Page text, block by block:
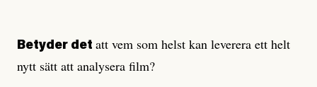
Betyder det att vem som helst kan leverera ett helt
nytt sätt att analysera film?